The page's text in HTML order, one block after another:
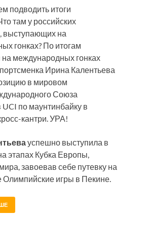
подводить итоги
там у российских
выступающих на
гонках? По итогам
международных гонках
Ирина Калентьева
в мировом
Союза
по маунтинбайку в
кантри. УРА!
успешно выступила в
этапах Кубка Европы,
завоевав себе путевку на
Олимпийские игры в Пекине.